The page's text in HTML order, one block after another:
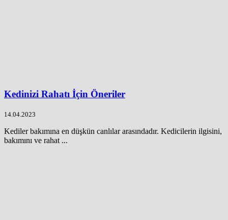
Kedinizi Rahatı İçin Öneriler
14.04.2023
Kediler bakımına en düşkün canlılar arasındadır. Kedicilerin ilgisini,
bakımını ve rahat ...